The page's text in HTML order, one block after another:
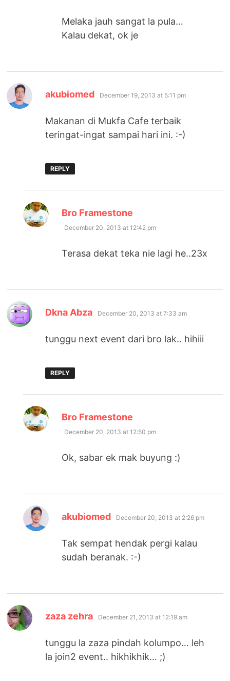
Melaka jauh sangat la pula…
Kalau dekat, ok je
akubiomed says:
December 19, 2013 at 5:11 pm
Makanan di Mukfa Cafe terbaik
teringat-ingat sampai hari ini. :-)
REPLY
Bro Framestone
December 20, 2013 at 12:42 pm
Terasa dekat teka nie lagi he..23x
Dkna Abza says:
December 20, 2013 at 7:33 am
tunggu next event dari bro lak.. hihiii
REPLY
Bro Framestone
December 20, 2013 at 12:50 pm
Ok, sabar ek mak buyung :)
akubiomed says:
December 20, 2013 at 2:26 pm
Tak sempat hendak pergi kalau
sudah beranak. :-)
zaza zehra says:
December 21, 2013 at 12:19 am
tunggu la zaza pindah kolumpo… leh
la join2 event.. hikhikhik… ;)